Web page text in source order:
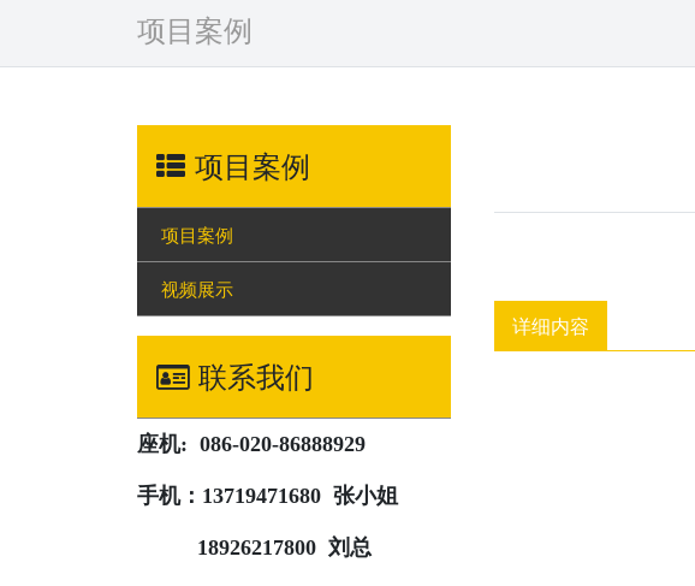
项目案例
详细内容
项目案例
项目案例
视频展示
联系我们
座机: 086-020-86888929
手机：13719471680 张小姐
18926217800 刘总